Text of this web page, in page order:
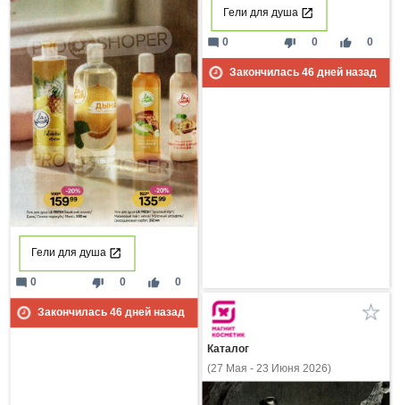
Гели для душа
thumb_down 0 thumb_up 0
mode_comment 0
Закончилась 46дней назад
Гели для душа
thumb_down 0 thumb_up 0
mode_comment 0
Закончилась 46дней назад
Каталог
(27 Мая - 23 Июня 2026)